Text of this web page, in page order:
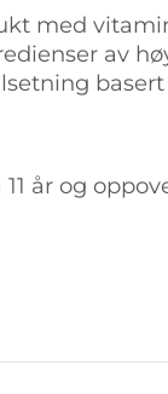
med
av
år og